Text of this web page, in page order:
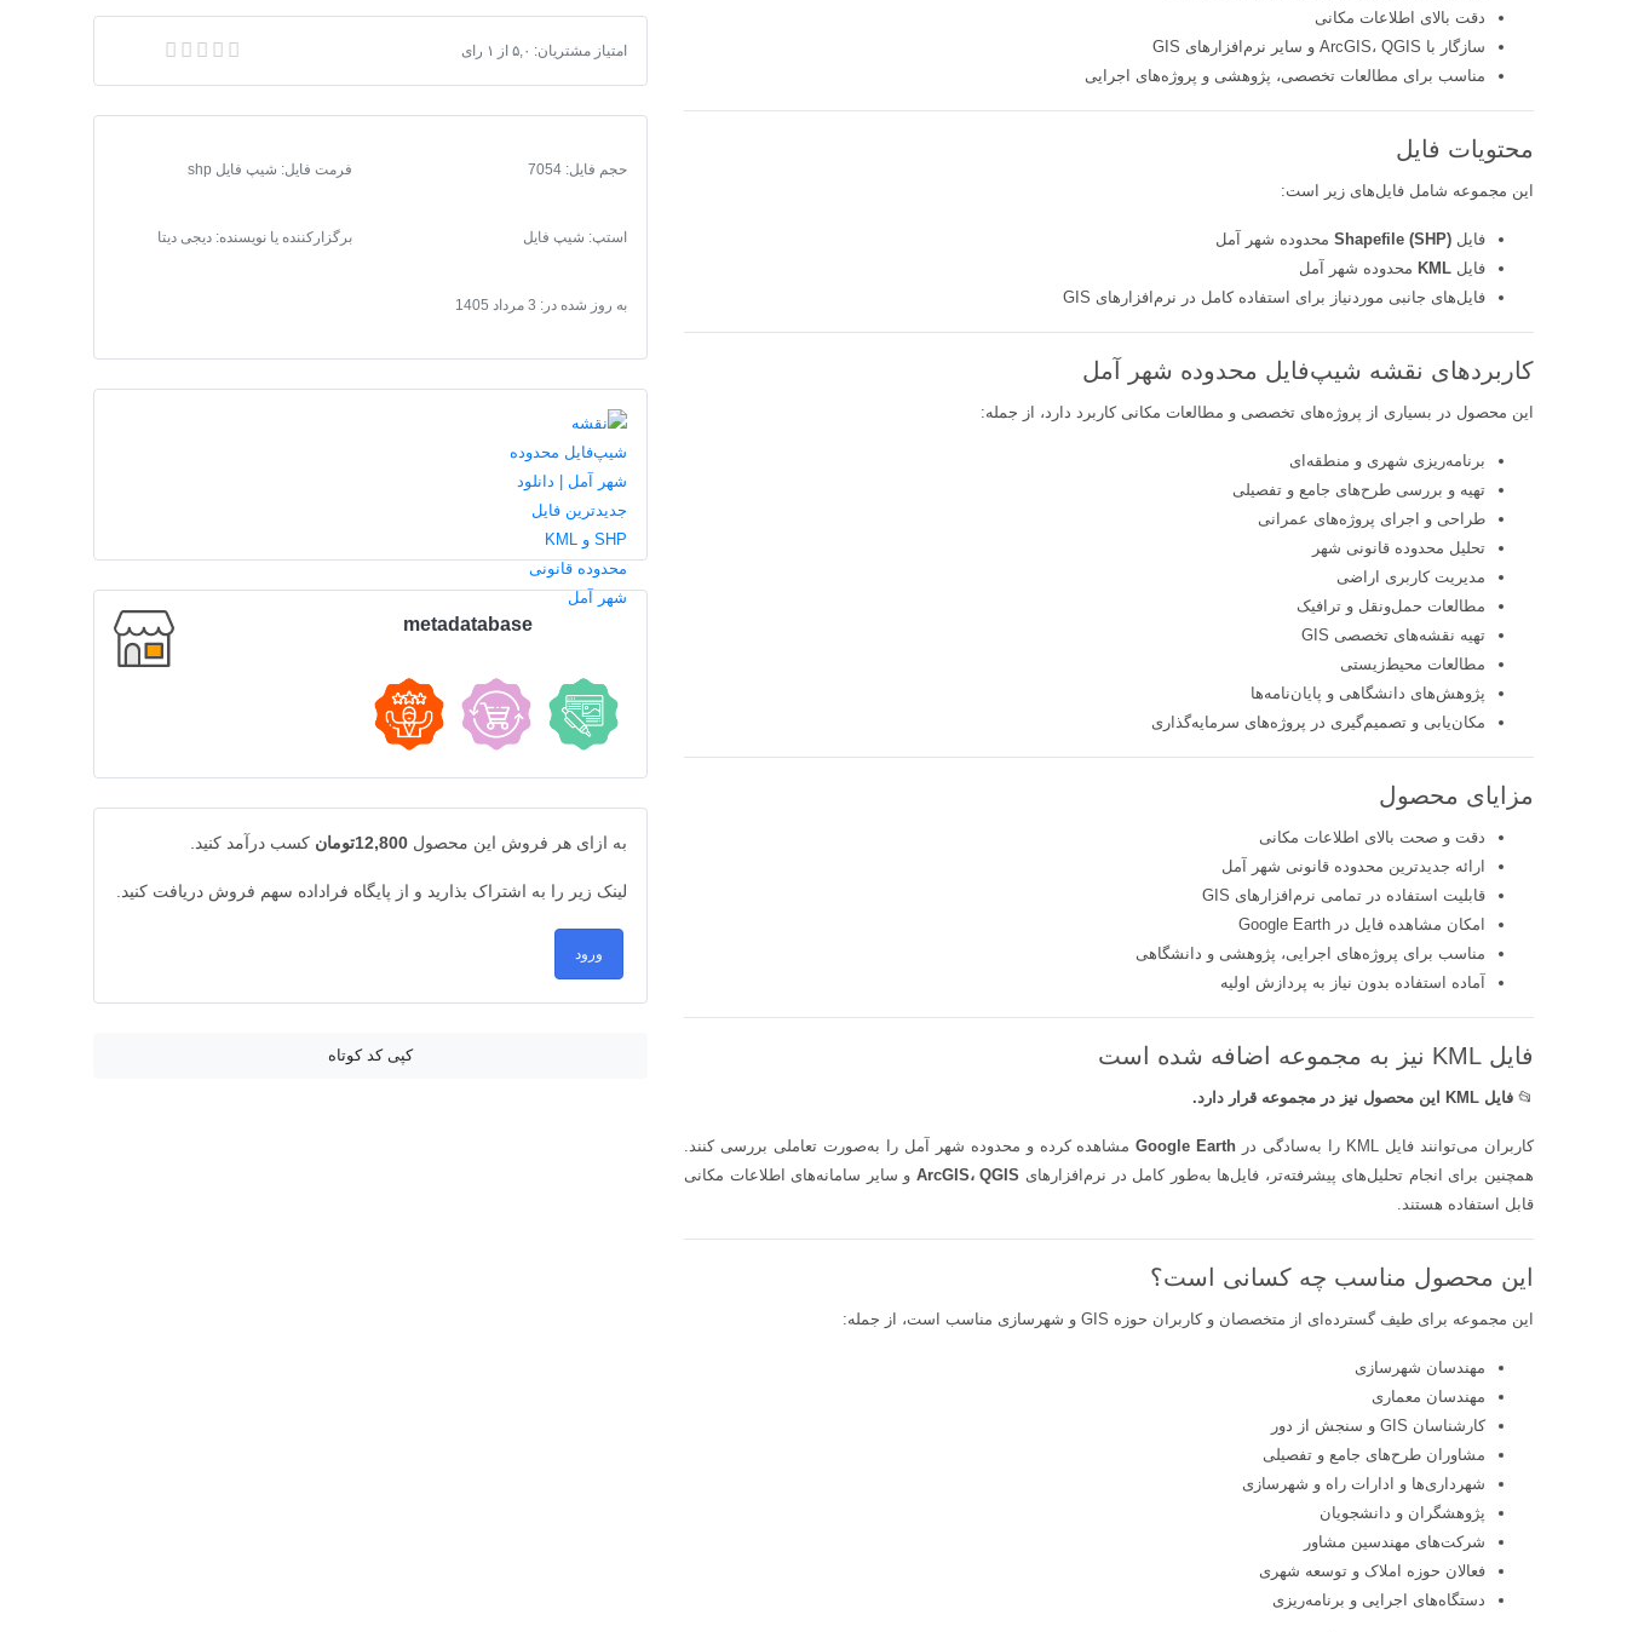
دقت بالای اطلاعات مکانی
سازگار با ArcGIS، QGIS و سایر نرم‌افزارهای GIS
مناسب برای مطالعات تخصصی، پژوهشی و پروژه‌های اجرایی
محتویات فایل
این مجموعه شامل فایل‌های زیر است:
فایل Shapefile (SHP) محدوده شهر آمل
فایل KML محدوده شهر آمل
فایل‌های جانبی موردنیاز برای استفاده کامل در نرم‌افزارهای GIS
کاربردهای نقشه شیپ‌فایل محدوده شهر آمل
این محصول در بسیاری از پروژه‌های تخصصی و مطالعات مکانی کاربرد دارد، از جمله:
برنامه‌ریزی شهری و منطقه‌ای
تهیه و بررسی طرح‌های جامع و تفصیلی
طراحی و اجرای پروژه‌های عمرانی
تحلیل محدوده قانونی شهر
مدیریت کاربری اراضی
مطالعات حمل‌ونقل و ترافیک
تهیه نقشه‌های تخصصی GIS
مطالعات محیط‌زیستی
پژوهش‌های دانشگاهی و پایان‌نامه‌ها
مکان‌یابی و تصمیم‌گیری در پروژه‌های سرمایه‌گذاری
مزایای محصول
دقت و صحت بالای اطلاعات مکانی
ارائه جدیدترین محدوده قانونی شهر آمل
قابلیت استفاده در تمامی نرم‌افزارهای GIS
امکان مشاهده فایل در Google Earth
مناسب برای پروژه‌های اجرایی، پژوهشی و دانشگاهی
آماده استفاده بدون نیاز به پردازش اولیه
فایل KML نیز به مجموعه اضافه شده است
📂 فایل KML این محصول نیز در مجموعه قرار دارد.
کاربران می‌توانند فایل KML را به‌سادگی در Google Earthمشاهده کرده و محدوده شهر آمل را به‌صورت تعاملی بررسی کنند.
همچنین برای انجام تحلیل‌های پیشرفته‌تر، فایل‌ها به‌طور کامل در نرم‌افزارهای ArcGIS، QGIS و سایر سامانه‌های اطلاعات مکانی
قابل استفاده هستند.
این محصول مناسب چه کسانی است؟
این مجموعه برای طیف گسترده‌ای از متخصصان و کاربران حوزه GIS و شهرسازی مناسب است، از جمله:
مهندسان شهرسازی
مهندسان معماری
کارشناسان GIS و سنجش از دور
مشاوران طرح‌های جامع و تفصیلی
شهرداری‌ها و ادارات راه و شهرسازی
پژوهشگران و دانشجویان
شرکت‌های مهندسین مشاور
فعالان حوزه املاک و توسعه شهری
دستگاه‌های اجرایی و برنامه‌ریزی
دانلود
جدیدترین
فایل
محدوده
نقشه شیپ‌فایل محدوده شهر آمل | دانلود جدیدترین فایل SHP و KML محدوده قانونی شهر آمل
امتیاز مشتریان: ۵,۰ از ۱ رای
حجم فایل: 7054 فرمت فایل: شیپ فایل shp
استپ: شیپ فایل برگزارکننده یا نویسنده: دیجی دیتا
به روز شده در: 3 مرداد 1405
metadatabase
به ازای هر فروش این محصول 12,800تومان کسب درآمد کنید.
لینک زیر را به اشتراک بذارید و از پایگاه فراداده سهم فروش دریافت کنید.
ورود
کپی کد کوتاه